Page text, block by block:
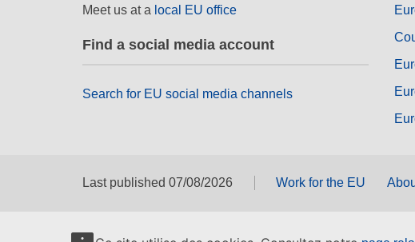
Meet us at a local EU office
Find a social media account
Search for EU social media channels
Last published 07/08/2026 Work for the EU